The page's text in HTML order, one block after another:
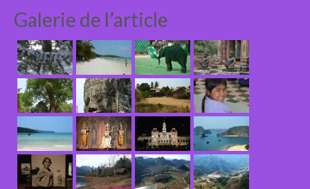
Galerie de l’article